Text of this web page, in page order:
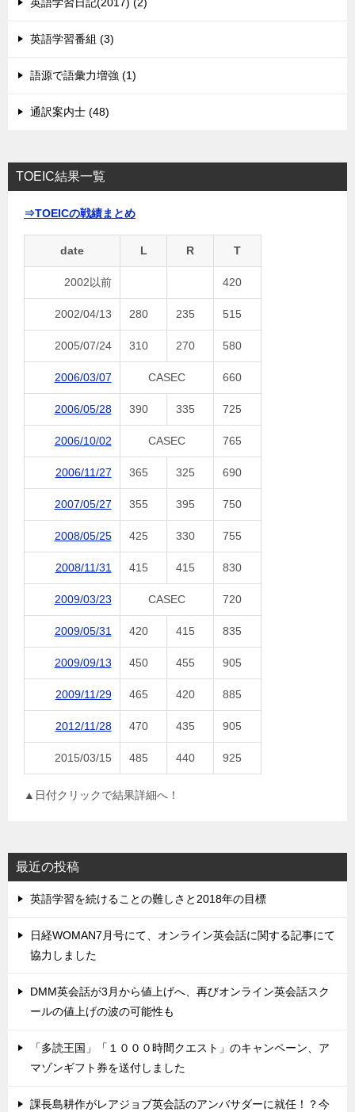
英語学習日記(2017) (2)
英語学習番組 (3)
語源で語彙力増強 (1)
通訳案内士 (48)
TOEIC結果一覧
⇒TOEICの戦績まとめ
date L R T
2002以前 420
2002/04/13 280 235 515
2005/07/24 310 270 580
2006/03/07 CASEC 660
2006/05/28 390 335 725
2006/10/02 CASEC 765
2006/11/27 365 325 690
2007/05/27 355 395 750
2008/05/25 425 330 755
2008/11/31 415 415 830
2009/03/23 CASEC 720
2009/05/31 420 415 835
2009/09/13 450 455 905
2009/11/29 465 420 885
2012/11/28 470 435 905
2015/03/15 485 440 925
▲日付クリックで結果詳細へ！
最近の投稿
英語学習を続けることの難しさと2018年の目標
日経WOMAN7月号にて、オンライン英会話に関する記事にて
協力しました
DMM英会話が3月から値上げへ、再びオンライン英会話スク
ールの値上げの波の可能性も
「多読王国」「１０００時間クエスト」のキャンペーン、ア
マゾンギフト券を送付しました
課長島耕作がレアジョブ英会話のアンバサダーに就任！？今